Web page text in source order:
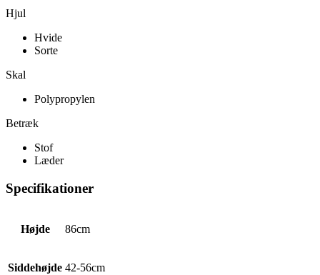
Hjul
Hvide
Sorte
Skal
Polypropylen
Betræk
Stof
Læder
Specifikationer
Højde 86cm
Siddehøjde 42-56cm